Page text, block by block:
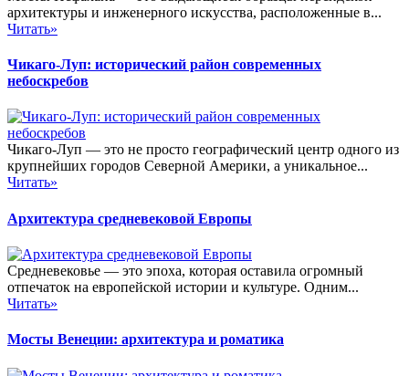
архитектуры и инженерного искусства, расположенные в...
Читать»
Чикаго-Луп: исторический район современных
небоскребов
Чикаго-Луп — это не просто географический центр одного из
крупнейших городов Северной Америки, а уникальное...
Читать»
Архитектура средневековой Европы
Средневековье — это эпоха, которая оставила огромный
отпечаток на европейской истории и культуре. Одним...
Читать»
Мосты Венеции: архитектура и роматика